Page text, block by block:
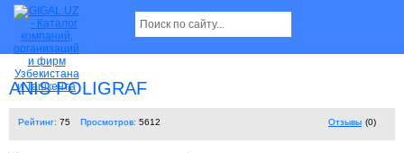
ANIS POLIGRAF
Рейтинг: 75 Просмотров: 5612 Отзывы (0)